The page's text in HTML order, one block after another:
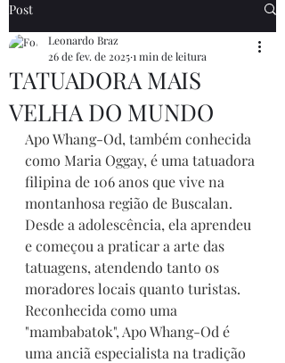
Post
TATUADORA MAIS
VELHA DO MUNDO
Leonardo Braz
26 de fev. de 20251 min de leitura
Apo Whang-Od, também conhecida
como Maria Oggay, é uma tatuadora
filipina de 106 anos que vive na
montanhosa região de Buscalan.
Desde a adolescência, ela aprendeu
e começou a praticar a arte das
tatuagens, atendendo tanto os
moradores locais quanto turistas.
Reconhecida como uma
"mambabatok", Apo Whang-Od é
uma anciã especialista na tradição